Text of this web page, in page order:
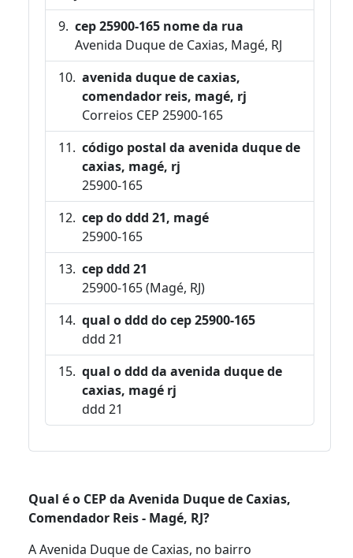
cep 25900-165 nome da rua
Avenida Duque de Caxias, Magé, RJ
avenida duque de caxias,
comendador reis, magé, rj
Correios CEP 25900-165
código postal da avenida duque de
caxias, magé, rj
25900-165
cep do ddd 21, magé
25900-165
cep ddd 21
25900-165 (Magé, RJ)
qual o ddd do cep 25900-165
ddd 21
qual o ddd da avenida duque de
caxias, magé rj
ddd 21
Qual é o CEP da Avenida Duque de Caxias,
Comendador Reis - Magé, RJ?
A Avenida Duque de Caxias, no bairro